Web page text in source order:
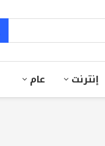
إنترنت عام